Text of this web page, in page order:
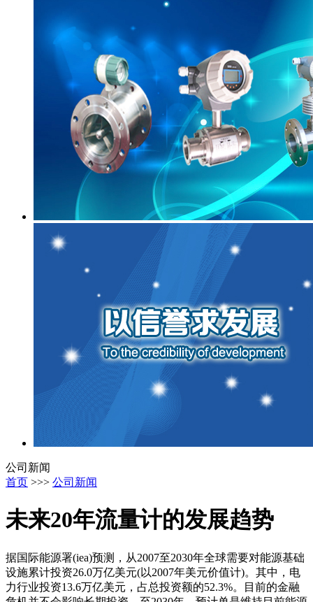
公司新闻
首页 >>> 公司新闻
未来20年流量计的发展趋势
据国际能源署(iea)预测，从2007至2030年全球需要对能源基础
设施累计投资26.0万亿美元(以2007年美元价值计)。其中，电
力行业投资13.6万亿美元，占总投资额的52.3%。目前的金融